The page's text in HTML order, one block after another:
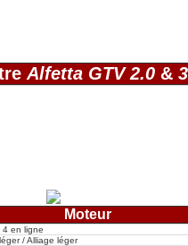
Alfetta GTV 2.0&
Moteur
4 en ligne
/ Alliage léger